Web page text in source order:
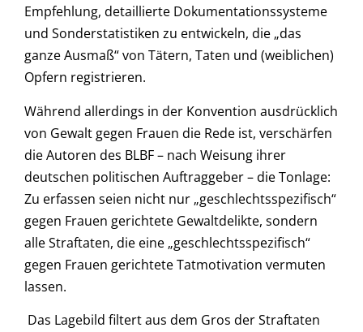
Empfehlung, detaillierte Dokumentationssysteme
und Sonderstatistiken zu entwickeln, die „das
ganze Ausmaß“ von Tätern, Taten und (weiblichen)
Opfern registrieren.
Während allerdings in der Konvention ausdrücklich
von Gewalt gegen Frauen die Rede ist, verschärfen
die Autoren des BLBF – nach Weisung ihrer
deutschen politischen Auftraggeber – die Tonlage:
Zu erfassen seien nicht nur „geschlechtsspezifisch“
gegen Frauen gerichtete Gewaltdelikte, sondern
alle Straftaten, die eine „geschlechtsspezifisch“
gegen Frauen gerichtete Tatmotivation vermuten
lassen.
Das Lagebild filtert aus dem Gros der Straftaten